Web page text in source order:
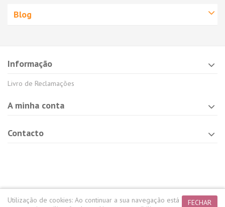
Blog
Informação
Livro de Reclamações
A minha conta
Contacto
FECHAR
Utilização de cookies: Ao continuar a sua navegação está